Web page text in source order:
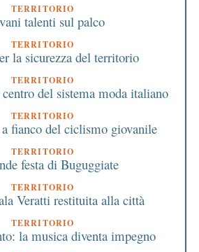
TERRITORIO
talenti sul palco
TERRITORIO
la sicurezza del territorio
TERRITORIO
del sistema moda italiano
TERRITORIO
fianco del ciclismo giovanile
TERRITORIO
festa di Buguggiate
TERRITORIO
Veratti restituita alla città
TERRITORIO
la musica diventa impegno